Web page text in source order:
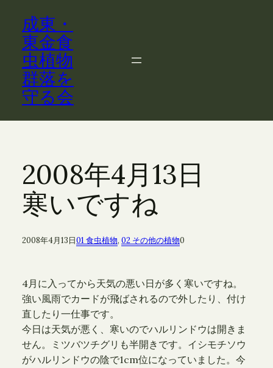
成東・
東金食
虫植物
群落を
守る会
2008年4月13日
寒いですね
2008年4月13日01 食虫植物, 02 その他の植物0
4月に入ってから天気の悪い日が多く寒いですね。
強い風雨でカードが飛ばされるので外したり、付け
直したり一仕事です。
今日は天気が悪く、寒いのでハルリンドウは開きま
せん。ミツバツチグリも半開きです。イシモチソウ
がハルリンドウの陰で1cm位になっていました。今